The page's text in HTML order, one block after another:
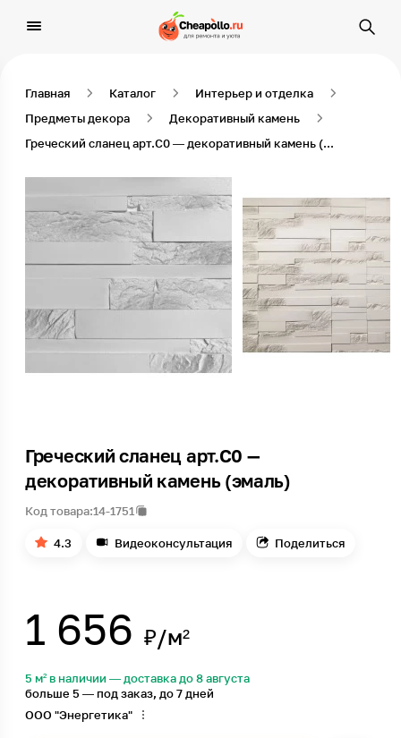
Главная Каталог
Интерьер и отделка
Предметы декора
Декоративный камень
Греческий сланец арт.С0 — декоративный камень (эмаль)
Греческий сланец арт.С0 —
декоративный камень (эмаль)
Код товара:14-1751
4.3 Видеоконсультация Поделиться
1 656 ₽/м²
5 м² в наличии — доставка до 8 августа
больше 5 — под заказ, до 7 дней
ООО "Энергетика"